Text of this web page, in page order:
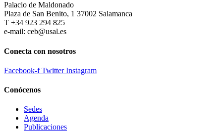
Palacio de Maldonado
Plaza de San Benito, 1 37002 Salamanca
T +34 923 294 825
e-mail: ceb@usal.es
Conecta con nosotros
Facebook-f Twitter Instagram
Conócenos
Sedes
Agenda
Publicaciones